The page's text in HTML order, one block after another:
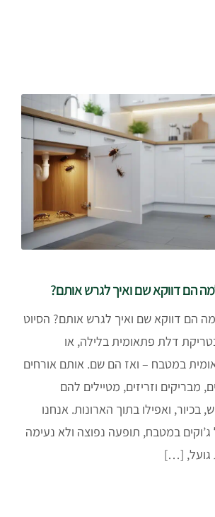
הם דווקא שם ואיך לגרש אותם?
הם דווקא שם ואיך לגרש אותם? הסיוט
דלת פתאומית בלילה, או
במטבח – ואז הם שם. אותם אורחים
מבריקים וזריזים, מטיילים להם
בכיור, ואפילו בתוך הארונות. אנחנו
במטבח, תופעה נפוצה ולא נעימה
גועל, […]